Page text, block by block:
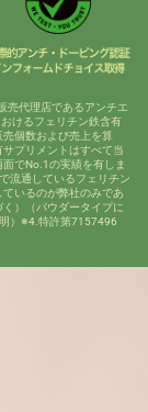
代理店であるアンチエ
けるフェリチン鉄含有
個数および売上を算
プリメントはすべて当
でNo.1の実績を有しま
流通しているフェリチン
いるのが弊社のみであ
）（パウダータイプに
）※4.特許第7157496